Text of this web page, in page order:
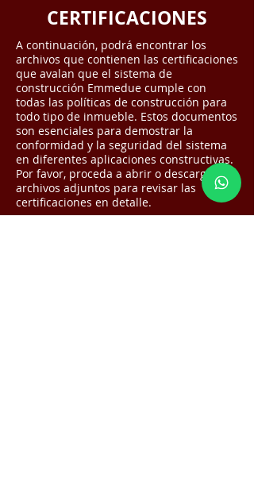
CERTIFICACIONES
A continuación, podrá encontrar los
archivos que contienen las certificaciones
que avalan que el sistema de
construcción Emmedue cumple con
todas las políticas de construcción para
todo tipo de inmueble. Estos documentos
son esenciales para demostrar la
conformidad y la seguridad del sistema
en diferentes aplicaciones constructivas.
Por favor, proceda a abrir o descargar los
archivos adjuntos para revisar las
certificaciones en detalle.